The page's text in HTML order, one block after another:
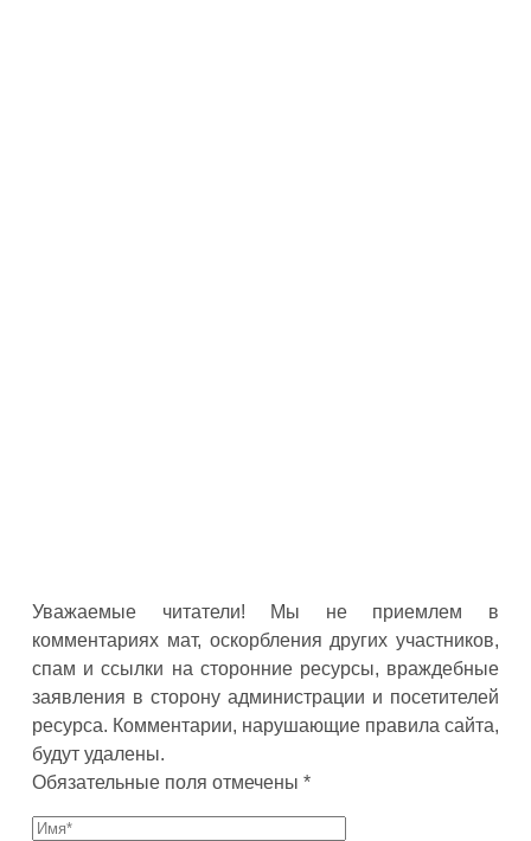
Уважаемые читатели! Мы не приемлем в
комментариях мат, оскорбления других участников,
спам и ссылки на сторонние ресурсы, враждебные
заявления в сторону администрации и посетителей
ресурса. Комментарии, нарушающие правила сайта,
будут удалены.
Обязательные поля отмечены *